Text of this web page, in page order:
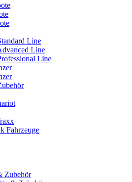
Line
Line
Line
Fahrzeuge
Zubehör